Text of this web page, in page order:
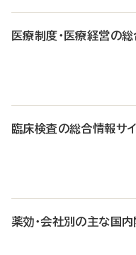
医療制度・医療経営の総
臨床検査の総合情報サ
薬効・会社別の主な国